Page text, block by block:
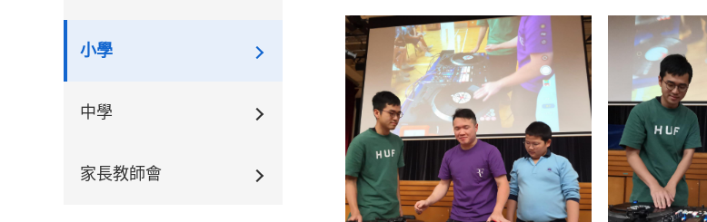
小學
中學
家長教師會